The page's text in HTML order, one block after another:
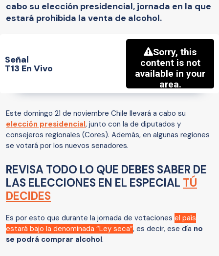
cabo su elección presidencial, jornada en la que
estará prohibida la venta de alcohol.
Señal
T13 En Vivo
Este domingo 21 de noviembre Chile llevará a cabo su
elección presidencial, junto con la de diputados y
consejeros regionales (Cores). Además, en algunas regiones
se votará por los nuevos senadores.
REVISA TODO LO QUE DEBES SABER DE
LAS ELECCIONES EN EL ESPECIAL TÚ
DECIDES
Es por esto que durante la jornada de votaciones el país
estará bajo la denominada “Ley seca”, es decir, ese día no
se podrá comprar alcohol.